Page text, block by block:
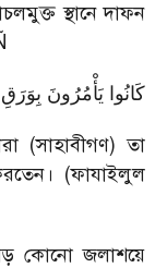
স্থানে দাফন
كَانُوا يَأْمُرُونَ
(সাহাবীগণ) তা
(ফাযাইলুল
কোনো জলাশয়ে